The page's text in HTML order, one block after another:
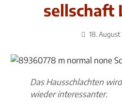
sellschaft
18. August
Das Hausschlachten
wieder interessanter.